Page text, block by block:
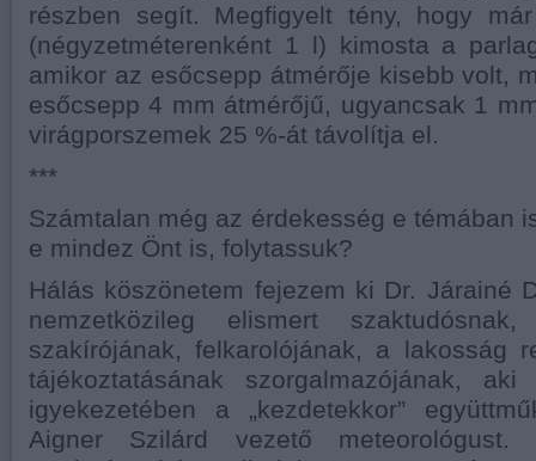
részben segít. Megfigyelt tény, hogy
(négyzetméterenként 1 l) kimosta a
amikor az esőcsepp átmérője kisebb volt,
esőcsepp 4 mm átmérőjű, ugyancsak 1
virágporszemek 25 %-át távolítja el.
***
Számtalan még az érdekesség e témában
e mindez Önt is, folytassuk?
Hálás köszönetem fejezem ki Dr. Járainé
nemzetközileg elismert
szakírójának, felkarolójának, a lakosság
tájékoztatásának szorgalmazójának,
igyekezetében a „kezdetekkor”
Aigner Szilárd vezető meteorológust.